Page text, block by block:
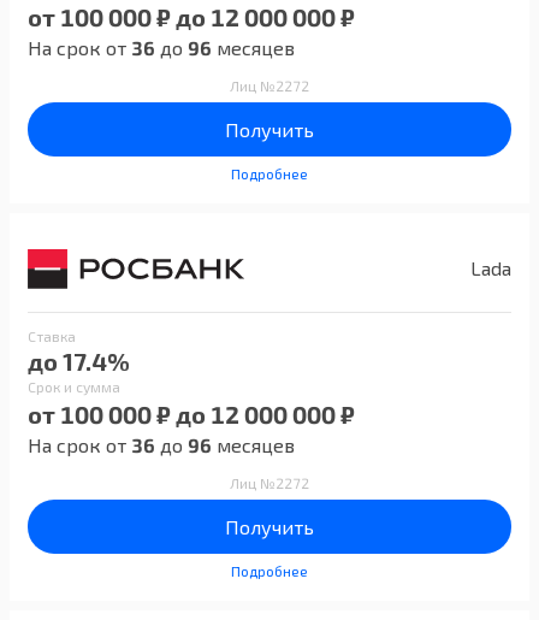
от 100 000 ₽ до 12 000 000 ₽
На срок от 36 до 96 месяцев
Лиц №2272
Получить
Подробнее
Lada
Ставка
до 17.4%
Срок и сумма
от 100 000 ₽ до 12 000 000 ₽
На срок от 36 до 96 месяцев
Лиц №2272
Получить
Подробнее